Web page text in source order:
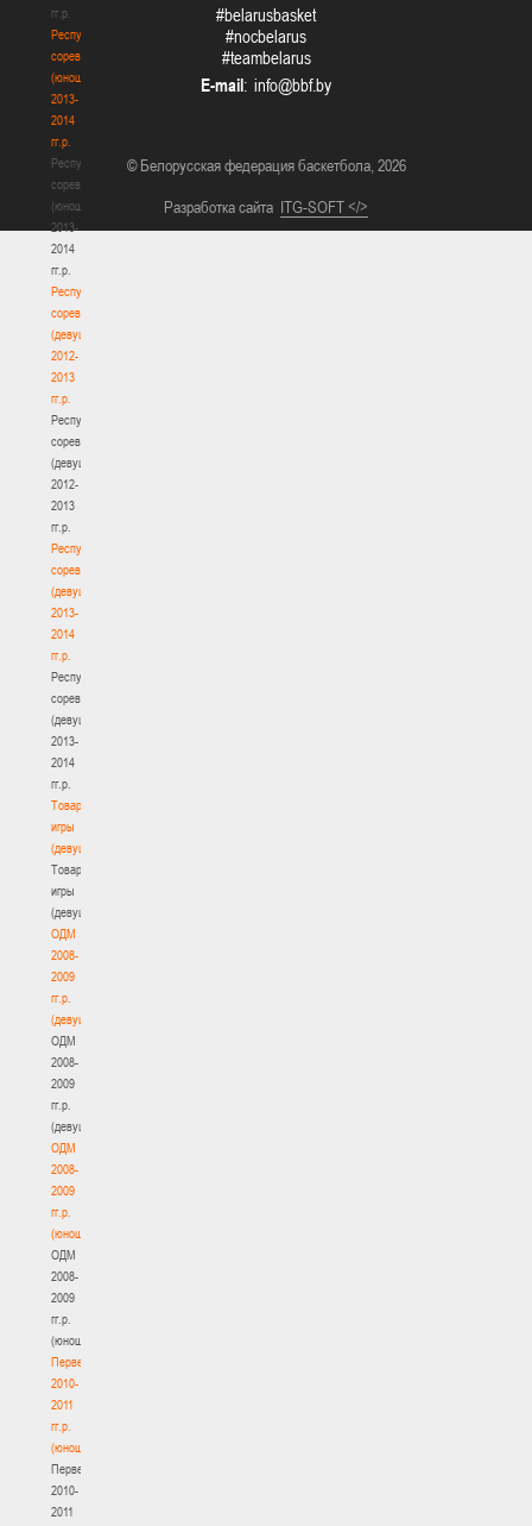
гг.р.
Республиканские
соревнования
(юноши)
2013-
2014
гг.р.
Республиканские
соревнования
(юноши)
2013-
2014
гг.р.
Республиканские
соревнования
(девушки)
2012-
2013
гг.р.
Республиканские
соревнования
(девушки)
2012-
2013
гг.р.
Республиканские
соревнования
(девушки)
2013-
2014
гг.р.
Республиканские
соревнования
(девушки)
2013-
2014
гг.р.
Товарищеские
игры
(девушки)
Товарищеские
игры
(девушки)
ОДМ
2008-
2009
гг.р.
(девушки)
ОДМ
2008-
2009
гг.р.
(девушки)
ОДМ
2008-
2009
гг.р.
(юноши)
ОДМ
2008-
2009
гг.р.
(юноши)
Первенство
2010-
2011
гг.р.
(юноши)
Первенство
2010-
2011
#belarusbasket
#nocbelarus
#teambelarus
E-mail:
© Белорусская федерация баскетбола, 2026
Разработка сайта ITG-SOFT </>